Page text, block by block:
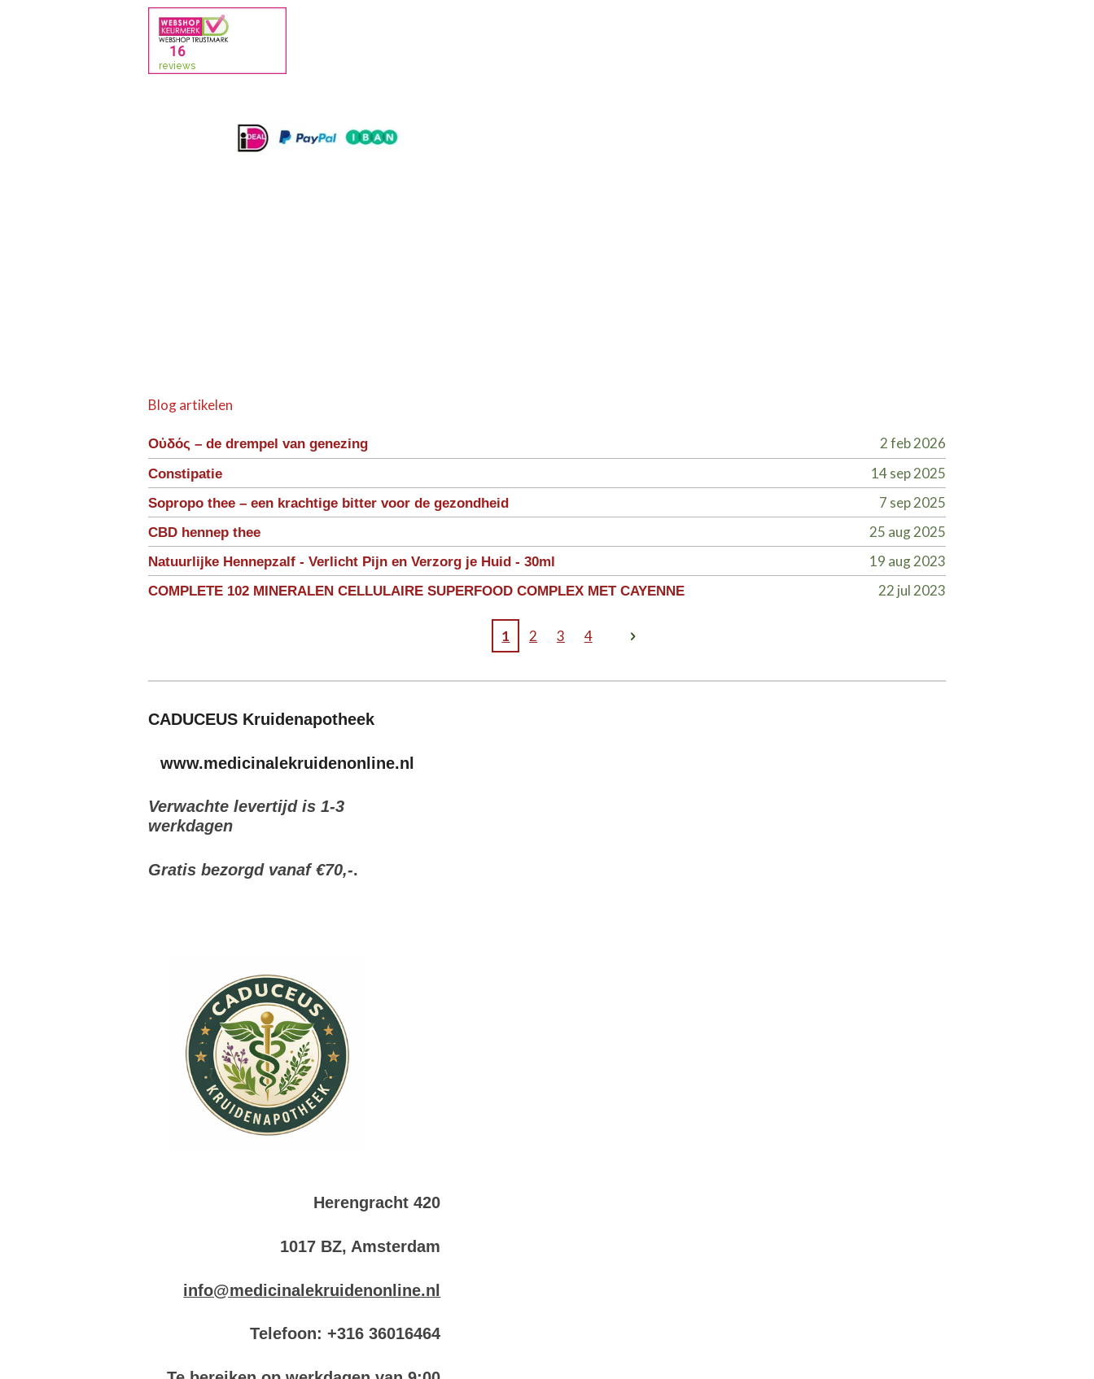
Blog artikelen
Οὐδός – de drempel van genezing 2 feb 2026
Constipatie 14 sep 2025
Sopropo thee – een krachtige bitter voor de gezondheid 7 sep 2025
CBD hennep thee 25 aug 2025
Natuurlijke Hennepzalf - Verlicht Pijn en Verzorg je Huid - 30ml 19 aug 2023
COMPLETE 102 MINERALEN CELLULAIRE SUPERFOOD COMPLEX MET CAYENNE 22 jul 2023
1 2 3 4
CADUCEUS Kruidenapotheek
www.medicinalekruidenonline.nl
Verwachte levertijd is 1-3
werkdagen
Gratis bezorgd vanaf €70,-.
Herengracht 420
1017 BZ, Amsterdam
info@medicinalekruidenonline.nl
Telefoon: +316 36016464